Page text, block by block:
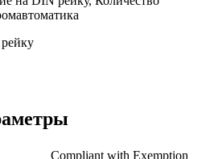
Compliant with Exemption